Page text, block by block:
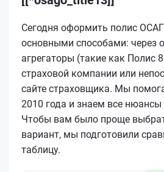
Сегодня оформить полис
основными способами: через
агрегаторы (такие как Полис
страховой компании или
сайте страховщика. Мы
2010 года и знаем все
Чтобы вам было проще
вариант, мы подготовили
таблицу.